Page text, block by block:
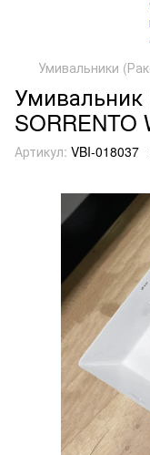
Умивальники
Умивальник
SORRENTO
Артикул: VBI-018037